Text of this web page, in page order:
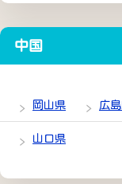
中国
岡山県 広
山口県